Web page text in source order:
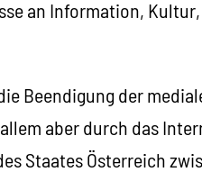
an Information,
Beendigung der
aber durch das
Staates Österreich